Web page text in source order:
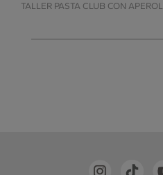
TALLER PASTA CLUB CON APEROL